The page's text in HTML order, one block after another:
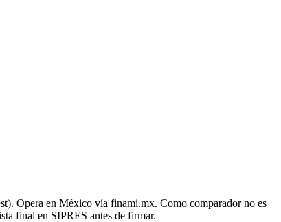
Opera en México vía finami.mx. Como comparador no es
final en SIPRES antes de firmar.